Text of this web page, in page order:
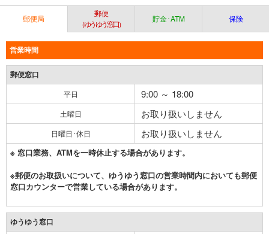
郵便局
郵便
（ゆうゆう窓口）
貯金･ATM 保険
営業時間
郵便窓口
平日 9:00 ～ 18:00
土曜日 お取り扱いしません
日曜日･休日 お取り扱いしません
※ 窓口業務、ATMを一時休止する場合があります。
※郵便のお取扱いについて、ゆうゆう窓口の営業時間内においても郵便
窓口カウンターで営業している場合があります。
ゆうゆう窓口